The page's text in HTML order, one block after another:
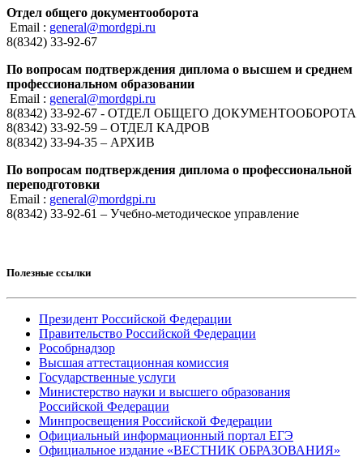
Отдел общего документооборота
Email : general@mordgpi.ru
8(8342) 33-92-67
По вопросам подтверждения диплома о высшем и среднем
профессиональном образовании
Email : general@mordgpi.ru
8(8342) 33-92-67 - ОТДЕЛ ОБЩЕГО ДОКУМЕНТООБОРОТА
8(8342) 33-92-59 – ОТДЕЛ КАДРОВ
8(8342) 33-94-35 – АРХИВ
По вопросам подтверждения диплома о профессиональной
переподготовки
Email : general@mordgpi.ru
8(8342) 33-92-61 – Учебно-методическое управление
Полезные ссылки
Президент Российской Федерации
Правительство Российской Федерации
Рособрнадзор
Высшая аттестационная комиссия
Государственные услуги
Министерство науки и высшего образования
Российской Федерации
Минпросвещения Российской Федерации
Официальный информационный портал ЕГЭ
Официальное издание «ВЕСТНИК ОБРАЗОВАНИЯ»